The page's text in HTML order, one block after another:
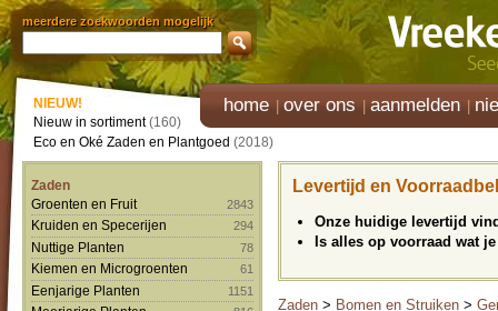
meerdere zoekwoorden mogelijk
home over ons aanmelden
NIEUW!
Nieuw in sortiment(160)
Eco en Oké Zaden en Plantgoed (2018)
Zaden
Groenten en Fruit
2843
Kruiden en Specerijen 294
Nuttige Planten 78
Kiemen en Microgroenten 61
Eenjarige Planten 1151
Levertijd en
Onze huidige levertijd
Is alles op voorraad wat
Zaden > Bomen en Struiken >